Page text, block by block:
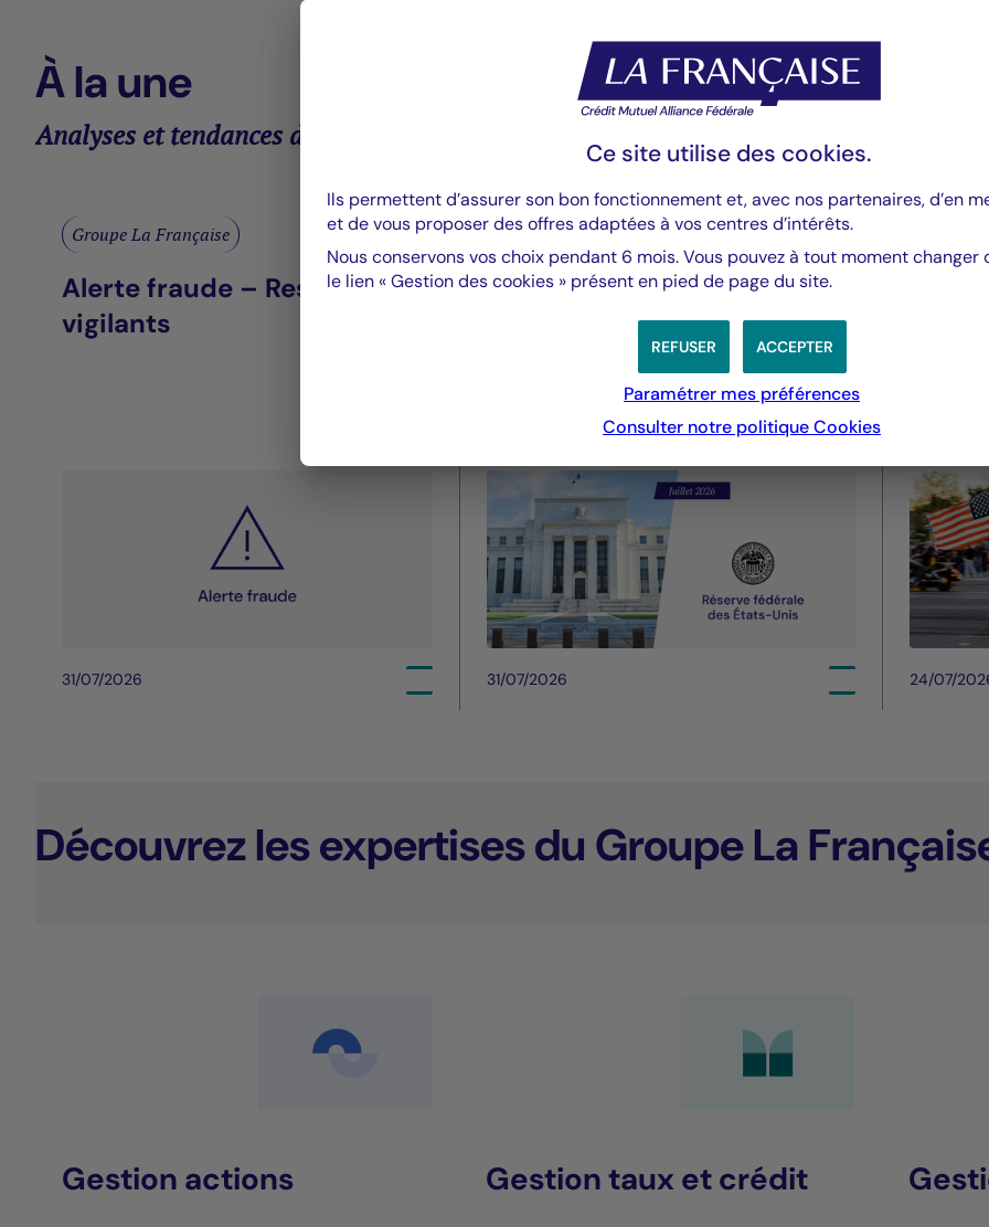
À la une
Analyses et tendances des marchés
Groupe La Française
Alerte fraude – Restez
vigilants
31/07/2026
Valeurs mobilières
Fed - juillet 2026 : La Fed
maintient des taux stables
31/07/2026 24/07/
Découvrez les expertises du Groupe La
Gestion actions Gestion taux et crédit
Ce site utilise des cookies.
Ils permettent d’assurer son bon fonctionnement et, avec nos partenaires, d’en
et de vous proposer des offres adaptées à vos centres d’intérêts.
Nous conservons vos choix pendant 6 mois. Vous pouvez à tout moment changer
le lien « Gestion des cookies » présent en pied de page du site.
ACCEPTER
REFUSER
Paramétrer mes préférences
Consulter notre politiqueCookies